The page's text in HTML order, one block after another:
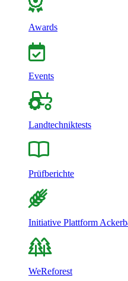
Awards
Events
Landtechniktests
Prüfberichte
Initiative Plattform
WeReforest